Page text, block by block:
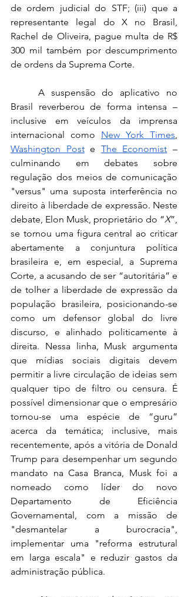
de ordem judicial do STF; (iii) que a
representante legal do X no Brasil,
Rachel de Oliveira, pague multa de R$
300 mil também por descumprimento
de ordens da Suprema Corte.
Brasil reverberou de forma intensa –
inclusive em veículos da imprensa
internacional como New York Times
Washington Post e The Economist –
culminando em debates sobre
regulação dos meios de comunicação
"versus" uma suposta interferência no
direito à liberdade de expressão. Neste
debate, Elon Musk, proprietário do “X”,
se tornou uma figura central ao criticar
abertamente a conjuntura política
brasileira e, em especial, a Suprema
Corte, a acusando de ser “autoritária” e
de tolher a liberdade de expressão da
população brasileira, posicionando-se
como um defensor global do livre
discurso, e alinhado politicamente à
direita. Nessa linha, Musk argumenta
que mídias sociais digitais devem
permitir a livre circulação de ideias sem
qualquer tipo de filtro ou censura. É
possível dimensionar que o empresário
tornou-se uma espécie de “guru”
acerca da temática; inclusive, mais
recentemente, após a vitória de Donald
Trump para desempenhar um segundo
mandato na Casa Branca, Musk foi a
nomeado como líder do novo
Departamento de Eficiência
Governamental, com a missão de
"desmantelar a burocracia",
implementar uma "reforma estrutural
em larga escala" e reduzir gastos da
administração pública.